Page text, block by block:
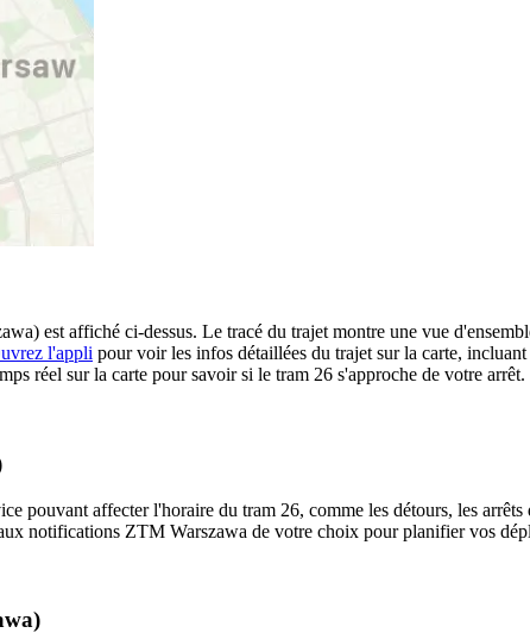
est affiché ci-dessus. Le tracé du trajet montre une vue
l'appli pour voir les infos détaillées du trajet sur la carte,
réel sur la carte pour savoir si le tram 26 s'approche de votre arrêt.
pouvant affecter l'horaire du tram 26, comme les détours, les
notifications ZTM Warszawa de votre choix pour planifier vos